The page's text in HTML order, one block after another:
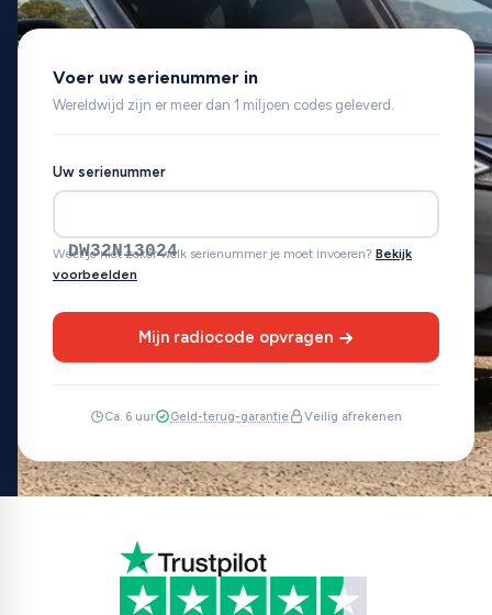
Voer uw serienummer in
Wereldwijd zijn er meer dan 1 miljoen codes geleverd.
Uw serienummer
DW32N13024
Weet je niet zeker welk serienummer je moet invoeren? Bekijk
voorbeelden
Mijn radiocode opvragen
Ca. 6 uur Geld-terug-garantie Veilig afrekenen